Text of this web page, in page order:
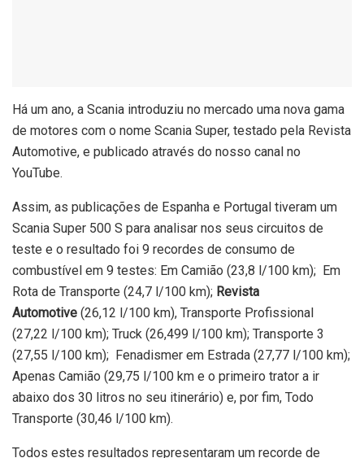
Há um ano, a Scania introduziu no mercado uma nova gama
de motores com o nome Scania Super, testado pela Revista
Automotive, e publicado através do nosso canal no
YouTube.
Assim, as publicações de Espanha e Portugal tiveram um
Scania Super 500 S para analisar nos seus circuitos de
teste e o resultado foi 9 recordes de consumo de
combustível em 9 testes: Em Camião (23,8 l/100 km); Em
Rota de Transporte (24,7 l/100 km); Revista
Automotive (26,12 l/100 km), Transporte Profissional
(27,22 l/100 km); Truck (26,499 l/100 km); Transporte 3
(27,55 l/100 km); Fenadismer em Estrada (27,77 l/100 km);
Apenas Camião (29,75 l/100 km e o primeiro trator a ir
abaixo dos 30 litros no seu itinerário) e, por fim, Todo
Transporte (30,46 l/100 km).
Todos estes resultados representaram um recorde de